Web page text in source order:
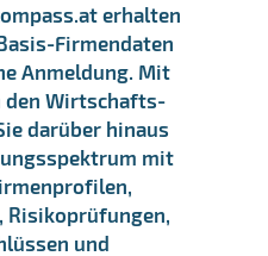
erhalten
Firmendaten
Anmeldung. Mit
den Wirtschafts-
darüber hinaus
mit
Risikoprüfungen,
und